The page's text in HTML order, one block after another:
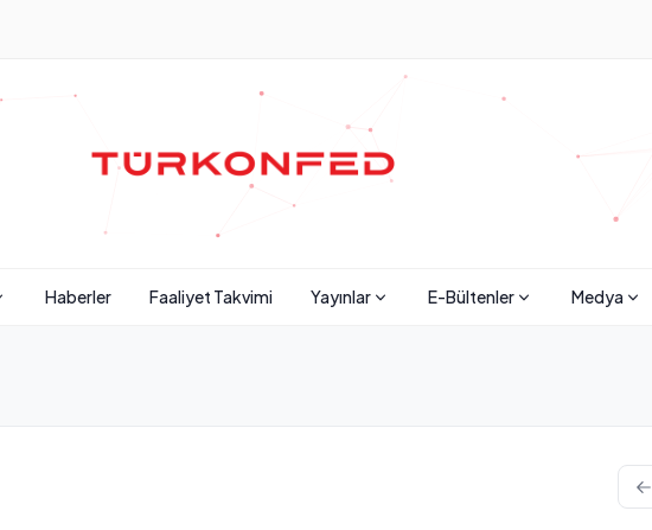
Haberler Faaliyet Takvimi Yayınlar E-Bültenler Medya